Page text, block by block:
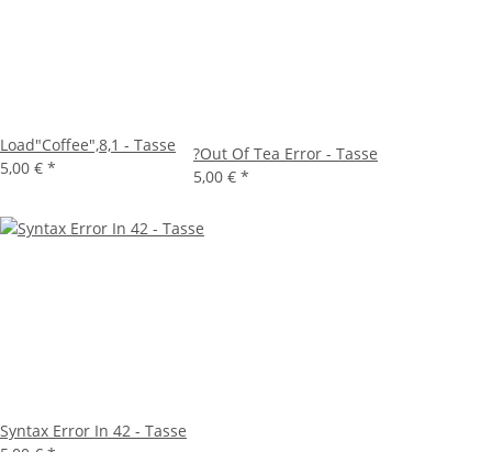
Load"Coffee",8,1 - Tasse
5,00 € *
?Out Of Tea Error - Tasse
5,00 € *
Syntax Error In 42 - Tasse